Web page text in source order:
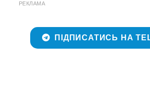
РЕКЛАМА
ПІДПИСАТИСЬ НА